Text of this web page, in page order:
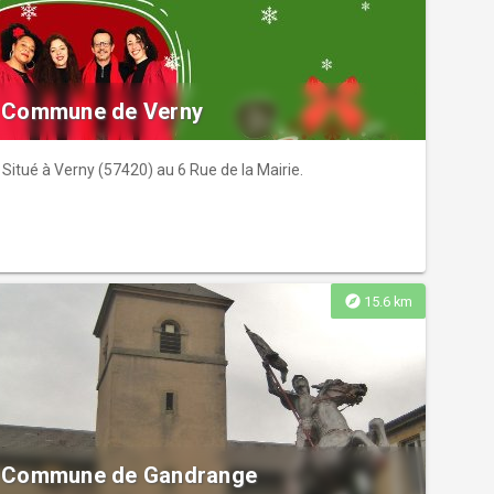
Commune de Verny
Situé à Verny (57420) au 6 Rue de la Mairie.
explore 15.6 km
Commune de Gandrange